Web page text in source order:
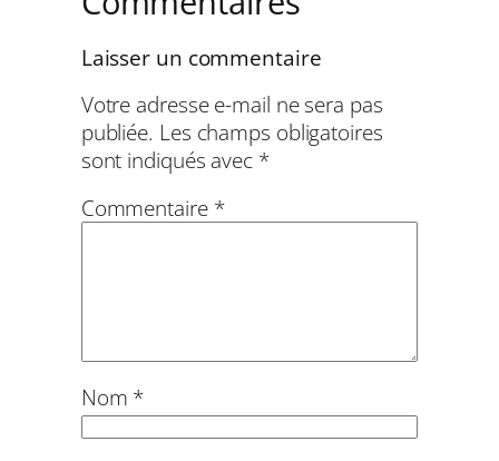
Laisser un commentaire
Votre adresse e-mail ne sera pas
publiée. Les champs obligatoires
sont indiqués avec *
Commentaire *
Nom *